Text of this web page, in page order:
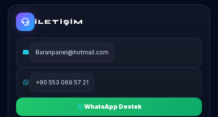
İLETIŞIM
Baranpanel@hotmail.com
+90 553 069 57 21
WhatsApp Destek